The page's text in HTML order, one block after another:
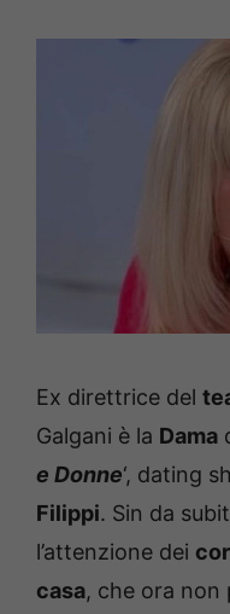
Ex direttrice del
Galgani è la Dama
e Donne‘, dating
Filippi. Sin da
l’attenzione dei
casa, che ora non